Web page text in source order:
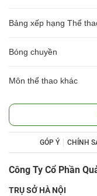
Bảng xếp hạng Thể
Bóng chuyền
Môn thể thao khác
GÓP Ý CHÍNH
Công Ty Cổ Phần
TRỤ SỞ HÀ NỘI